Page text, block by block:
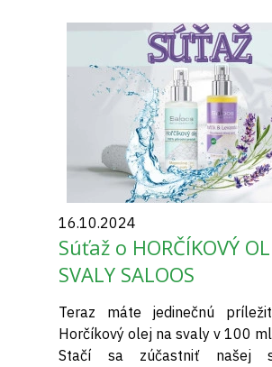
16.10.2024
Súťaž o HORČÍKOVÝ
SVALY SALOOS
Teraz máte jedinečnú
Horčíkový olej na svaly v 100
Stačí sa zúčastniť našej